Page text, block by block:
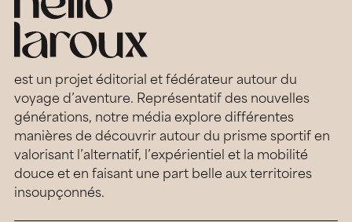
est un projet éditorial et fédérateur autour du
voyage d’aventure. Représentatif des nouvelles
générations, notre média explore différentes
manières de découvrir autour du prisme sportif en
valorisant l’alternatif, l’expérientiel et la mobilité
douce et en faisant une part belle aux territoires
insoupçonnés.